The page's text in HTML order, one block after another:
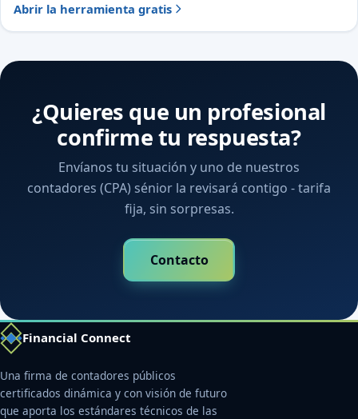
Abrir la herramienta gratis
¿Quieres que un profesional
confirme tu respuesta?
Envíanos tu situación y uno de nuestros
contadores (CPA) sénior la revisará contigo - tarifa
fija, sin sorpresas.
Contacto
Financial Connect
Una firma de contadores públicos
certificados dinámica y con visión de futuro
que aporta los estándares técnicos de las